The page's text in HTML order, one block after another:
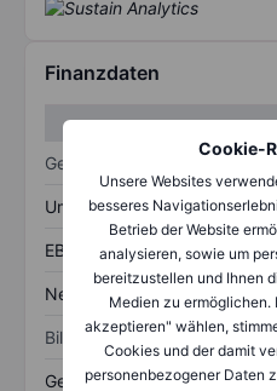
Cookie-
Unsere Websites
besseres
Betrieb der Website
analysieren, sowie um
bereitzustellen und Ihnen
Medien zu ermöglichen.
akzeptieren" wählen,
Cookies und der damit
personenbezogener Daten
Finanzdaten
Gewinn- und Verlustrechnung
Umsatz
EBITDA
Nettoeinkommen
Bilanz
Gesamtvermögen